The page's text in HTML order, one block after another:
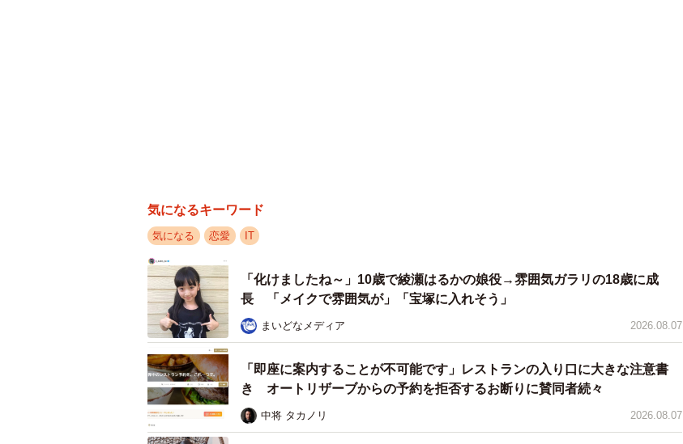
気になるキーワード
気になる 恋愛 IT
「化けましたね～」10歳で綾瀬はるかの娘役→雰囲気ガラリの18歳に成
長 「メイクで雰囲気が」「宝塚に入れそう」
まいどなメディア 2026.08.07
「即座に案内することが不可能です」レストランの入り口に大きな注意書
き オートリザーブからの予約を拒否するお断りに賛同者続々
中将 タカノリ 2026.08.07